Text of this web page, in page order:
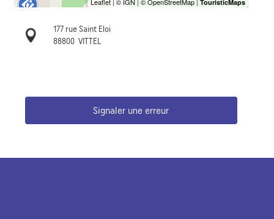
177 rue Saint Eloi
88800 VITTEL
Signaler une erreur